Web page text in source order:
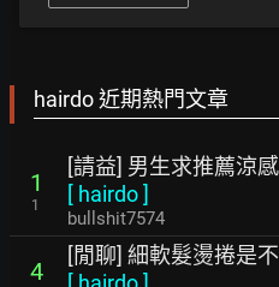
hairdo 近期熱門文章
1
1
[請益] 男生求推薦涼
[ hairdo]
bullshit7574
4
[閒聊] 細軟髮燙捲是